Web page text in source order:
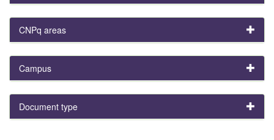
CNPq areas
Campus
Document type